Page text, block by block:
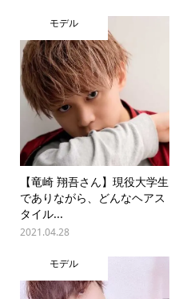
モデル
【竜崎 翔吾さん】現役大学生
でありながら、どんなヘアス
タイル...
2021.04.28
モデル